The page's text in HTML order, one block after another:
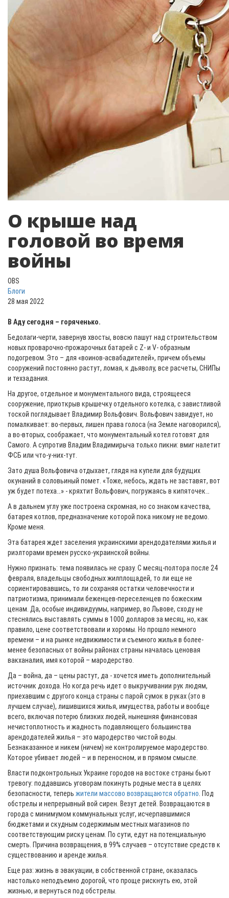
О крыше над
головой во время
войны
OBS
Блоги
28 мая 2022
В Аду сегодня – горяченько.
Бедолаги-черти, завернув хвосты, вовсю пашут над строительством
новых проварочно-прожарочных батарей с Z- и V- образным
подогревом. Это – для «воинов-асвабадителей», причем объемы
сооружений постоянно растут, ломая, к дьяволу, все расчеты, СНИПы
и техзадания.
На другое, отдельное и монументального вида, строящееся
сооружение, приоткрыв крышечку отдельного котелка, с завистливой
тоской поглядывает Владимир Вольфович. Вольфович завидует, но
помалкивает: во-первых, лишен права голоса (на Земле наговорился),
а во-вторых, соображает, что монументальный котел готовят для
Самого. А супротив Владим Владимирыча только пикни: вмиг налетит
ФСБ или что-у-них-тут.
Зато душа Вольфовича отдыхает, глядя на купели для будущих
окунаний в соловьиный помет. «Тоже, небось, ждать не заставят, вот
уж будет потеха…» - кряхтит Вольфович, погружаясь в кипяточек…
А в дальнем углу уже построена скромная, но со знаком качества,
батарея котлов, предназначение которой пока никому не ведомо.
Кроме меня.
Эта батарея ждет заселения украинскими арендодателями жилья и
риэлторами времен русско-украинской войны.
Нужно признать: тема появилась не сразу. С месяц-полтора после 24
февраля, владельцы свободных жилплощадей, то ли еще не
сориентировавшись, то ли сохраняя остатки человечности и
патриотизма, принимали беженцев-переселенцев по божеским
ценам. Да, особые индивидуумы, например, во Львове, сходу не
стеснялись выставлять суммы в 1000 долларов за месяц, но, как
правило, цене соответствовали и хоромы. Но прошло немного
времени – и на рынке недвижимости и съемного жилья в более-
менее безопасных от войны районах страны началась ценовая
вакханалия, имя которой – мародерство.
Да – война, да – цены растут, да - хочется иметь дополнительный
источник дохода. Но когда речь идет о выкручивании рук людям,
приехавшим с другого конца страны с парой сумок в руках (это в
лучшем случае), лишившихся жилья, имущества, работы и вообще
всего, включая потерю близких людей, нынешняя финансовая
нечистоплотность и жадность подавляющего большинства
арендодателей жилья – это мародерство чистой воды.
Безнаказанное и никем (ничем) не контролируемое мародерство.
Которое убивает людей – и в переносном, и в прямом смысле.
Власти подконтрольных Украине городов на востоке страны бьют
тревогу: поддавшись уговорам покинуть родные места в целях
безопасности, теперь жители массово возвращаются обратно . Под
обстрелы и непрерывный вой сирен. Везут детей. Возвращаются в
города с минимумом коммунальных услуг, исчерпавшимися
бюджетами и скудным содержимым местных магазинов по
соответствующим риску ценам. По сути, едут на потенциальную
смерть. Причина возвращения, в 99% случаев – отсутствие средств к
существованию и аренде жилья.
Еще раз: жизнь в эвакуации, в собственной стране, оказалась
настолько неподъемно дорогой, что проще рискнуть ею, этой
жизнью, и вернуться под обстрелы.